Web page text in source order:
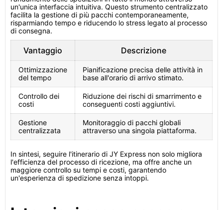
un'unica interfaccia intuitiva. Questo strumento centralizzato
facilita la gestione di più pacchi contemporaneamente,
risparmiando tempo e riducendo lo stress legato al processo
di consegna.
Vantaggio Descrizione
Ottimizzazione
del tempo
Pianificazione precisa delle attività in
base all'orario di arrivo stimato.
Controllo dei
costi
Riduzione dei rischi di smarrimento e
conseguenti costi aggiuntivi.
Gestione
centralizzata
Monitoraggio di pacchi globali
attraverso una singola piattaforma.
In sintesi, seguire l'itinerario di JY Express non solo migliora
l'efficienza del processo di ricezione, ma offre anche un
maggiore controllo su tempi e costi, garantendo
un'esperienza di spedizione senza intoppi.